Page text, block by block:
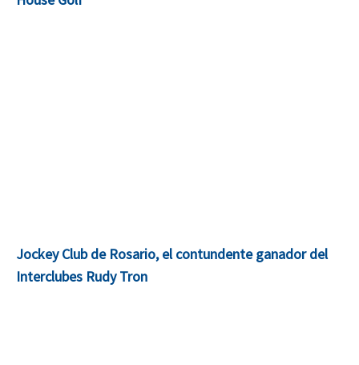
Jockey Club de Rosario, el contundente ganador del
Interclubes Rudy Tron